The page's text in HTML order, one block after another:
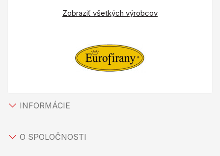
Zobraziť všetkých výrobcov
INFORMÁCIE
O SPOLOČNOSTI